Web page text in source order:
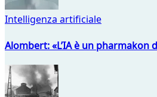
Intelligenza artificiale
Alombert: «L’IA è un pharmakon